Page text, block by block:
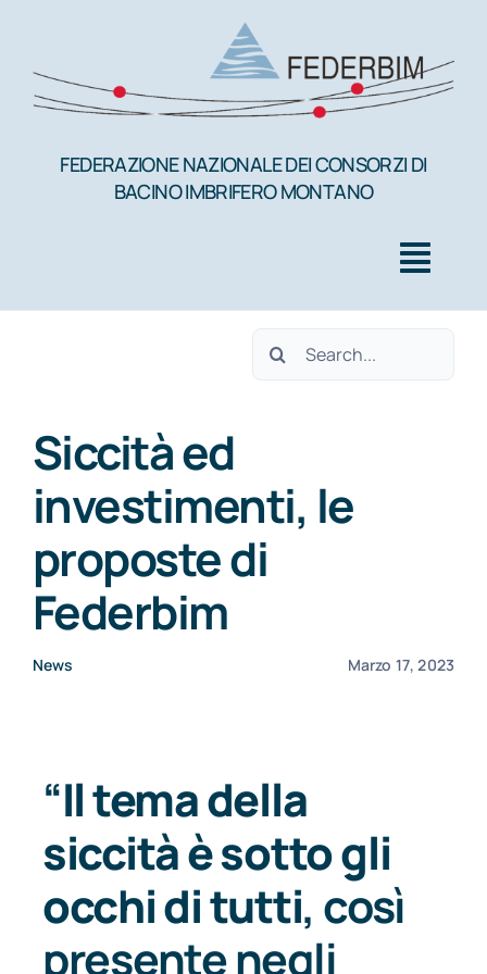
contenuto
FEDERAZIONE NAZIONALE DEI CONSORZI DI
BACINO IMBRIFERO MONTANO
HOME
FEDERBIM
CONSORZI BIM
Cerca
Siccità ed
investimenti, le
proposte di
Federbim
News Marzo 17, 2023
“Il tema della
siccità è sotto gli
occhi di tutti, così
presente negli